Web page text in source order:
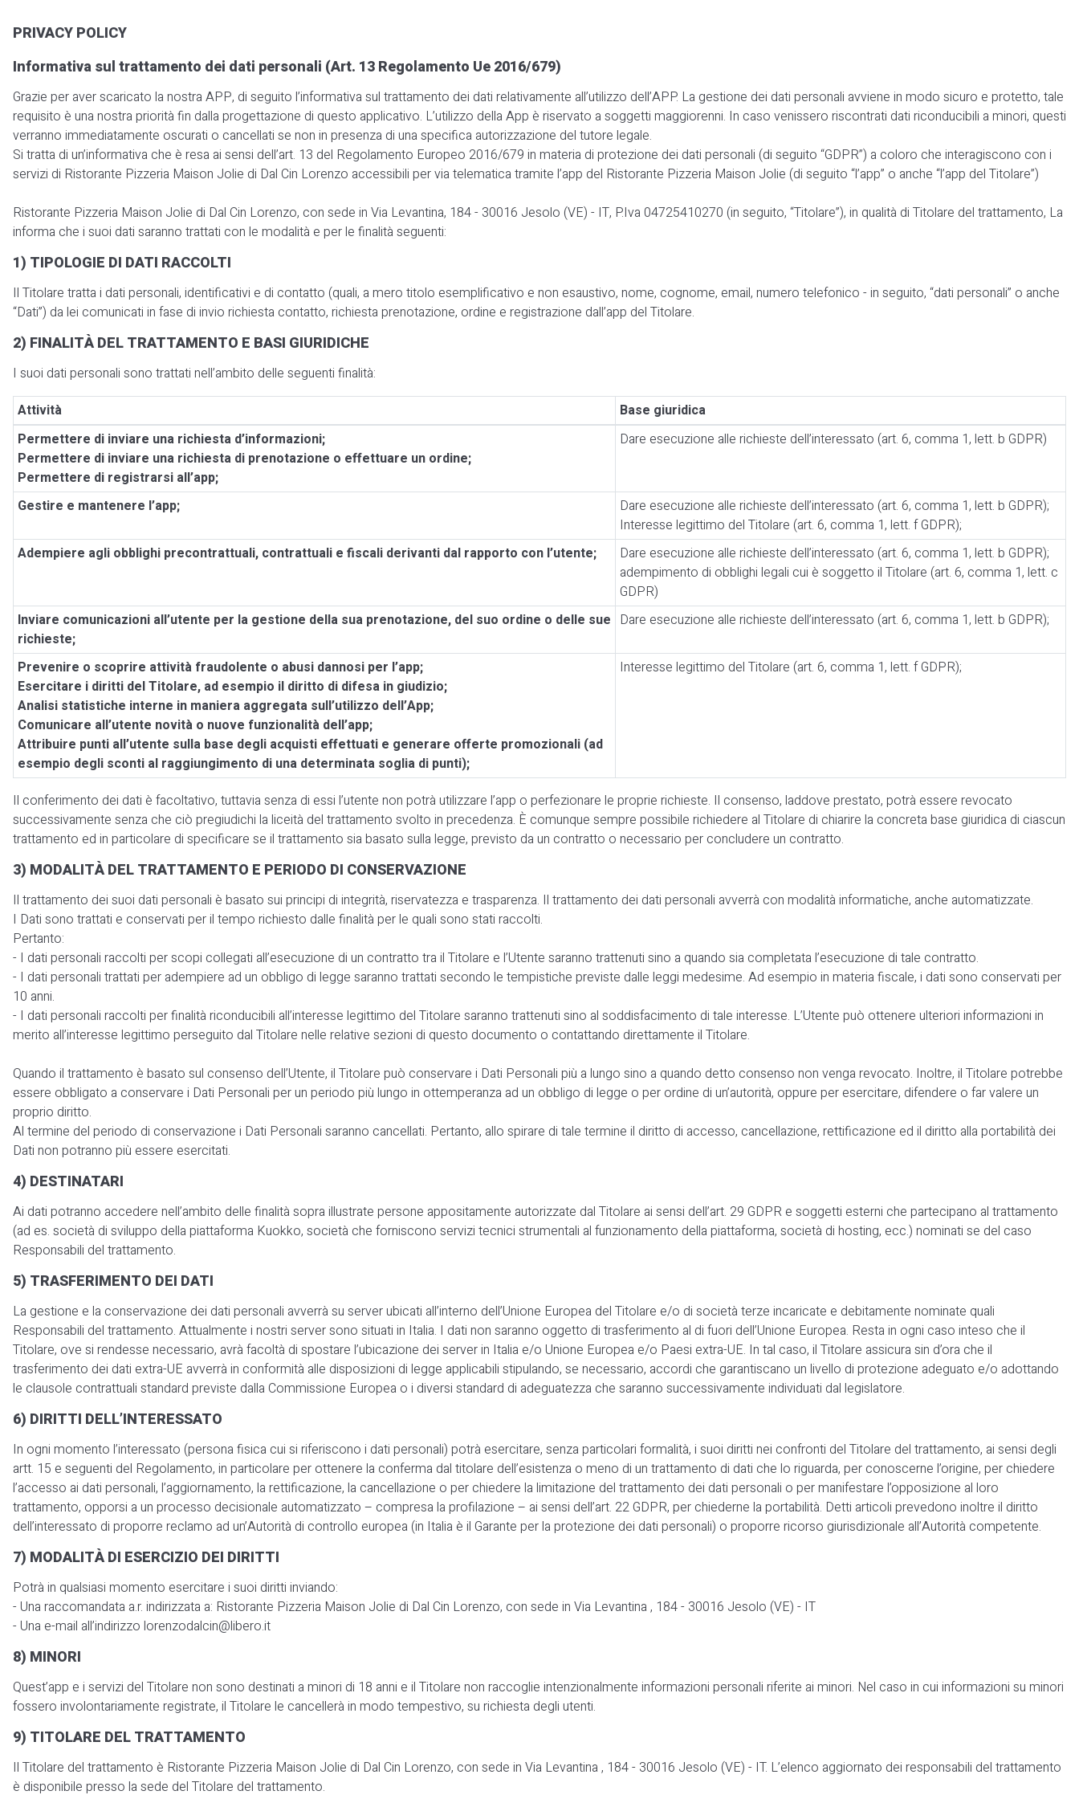
PRIVACY POLICY
Informativa sul trattamento dei dati personali (Art. 13 Regolamento Ue 2016/679)
Grazie per aver scaricato la nostra APP, di seguito l’informativa sul trattamento dei dati relativamente all’utilizzo dell’APP. La gestione dei dati personali avviene in modo sicuro e protetto, tale
requisito è una nostra priorità fin dalla progettazione di questo applicativo. L’utilizzo della App è riservato a soggetti maggiorenni. In caso venissero riscontrati dati riconducibili a minori, questi
verranno immediatamente oscurati o cancellati se non in presenza di una specifica autorizzazione del tutore legale.
Si tratta di un’informativa che è resa ai sensi dell’art. 13 del Regolamento Europeo 2016/679 in materia di protezione dei dati personali (di seguito “GDPR”) a coloro che interagiscono con i
servizi di Ristorante Pizzeria Maison Jolie di Dal Cin Lorenzo accessibili per via telematica tramite l’app del Ristorante Pizzeria Maison Jolie (di seguito “l’app” o anche “l’app del Titolare”)
Ristorante Pizzeria Maison Jolie di Dal Cin Lorenzo, con sede in Via Levantina, 184 - 30016 Jesolo (VE) - IT, P.Iva 04725410270 (in seguito, “Titolare”), in qualità di Titolare del trattamento, La
informa che i suoi dati saranno trattati con le modalità e per le finalità seguenti:
1) TIPOLOGIE DI DATI RACCOLTI
Il Titolare tratta i dati personali, identificativi e di contatto (quali, a mero titolo esemplificativo e non esaustivo, nome, cognome, email, numero telefonico - in seguito, “dati personali” o anche
“Dati”) da lei comunicati in fase di invio richiesta contatto, richiesta prenotazione, ordine e registrazione dall’app del Titolare.
2) FINALITÀ DEL TRATTAMENTO E BASI GIURIDICHE
I suoi dati personali sono trattati nell’ambito delle seguenti finalità:
Attività
Base giuridica
Permettere di inviare una richiesta d’informazioni;
Permettere di inviare una richiesta di prenotazione o effettuare un ordine;
Permettere di registrarsi all’app;
Dare esecuzione alle richieste dell’interessato (art. 6, comma 1, lett. b GDPR)
Gestire e mantenere l’app;
Dare esecuzione alle richieste dell’interessato (art. 6, comma 1, lett. b GDPR);
Interesse legittimo del Titolare (art. 6, comma 1, lett. f GDPR);
Adempiere agli obblighi precontrattuali, contrattuali e fiscali derivanti dal rapporto con l’utente;
Dare esecuzione alle richieste dell’interessato (art. 6, comma 1, lett. b GDPR);
adempimento di obblighi legali cui è soggetto il Titolare (art. 6, comma 1, lett. c
GDPR)
Inviare comunicazioni all’utente per la gestione della sua prenotazione, del suo ordine o delle sue
richieste;
Dare esecuzione alle richieste dell’interessato (art. 6, comma 1, lett. b GDPR);
Prevenire o scoprire attività fraudolente o abusi dannosi per l’app;
Esercitare i diritti del Titolare, ad esempio il diritto di difesa in giudizio;
Analisi statistiche interne in maniera aggregata sull’utilizzo dell’App;
Comunicare all’utente novità o nuove funzionalità dell’app;
Attribuire punti all’utente sulla base degli acquisti effettuati e generare offerte promozionali (ad
esempio degli sconti al raggiungimento di una determinata soglia di punti);
Interesse legittimo del Titolare (art. 6, comma 1, lett. f GDPR);
Il conferimento dei dati è facoltativo, tuttavia senza di essi l’utente non potrà utilizzare l’app o perfezionare le proprie richieste. Il consenso, laddove prestato, potrà essere revocato
successivamente senza che ciò pregiudichi la liceità del trattamento svolto in precedenza. È comunque sempre possibile richiedere al Titolare di chiarire la concreta base giuridica di ciascun
trattamento ed in particolare di specificare se il trattamento sia basato sulla legge, previsto da un contratto o necessario per concludere un contratto.
3) MODALITÀ DEL TRATTAMENTO E PERIODO DI CONSERVAZIONE
Il trattamento dei suoi dati personali è basato sui principi di integrità, riservatezza e trasparenza. Il trattamento dei dati personali avverrà con modalità informatiche, anche automatizzate.
I Dati sono trattati e conservati per il tempo richiesto dalle finalità per le quali sono stati raccolti.
Pertanto:
- I dati personali raccolti per scopi collegati all’esecuzione di un contratto tra il Titolare e l’Utente saranno trattenuti sino a quando sia completata l’esecuzione di tale contratto.
- I dati personali trattati per adempiere ad un obbligo di legge saranno trattati secondo le tempistiche previste dalle leggi medesime. Ad esempio in materia fiscale, i dati sono conservati per
10 anni.
- I dati personali raccolti per finalità riconducibili all’interesse legittimo del Titolare saranno trattenuti sino al soddisfacimento di tale interesse. L’Utente può ottenere ulteriori informazioni in
merito all’interesse legittimo perseguito dal Titolare nelle relative sezioni di questo documento o contattando direttamente il Titolare.
Quando il trattamento è basato sul consenso dell’Utente, il Titolare può conservare i Dati Personali più a lungo sino a quando detto consenso non venga revocato. Inoltre, il Titolare potrebbe
essere obbligato a conservare i Dati Personali per un periodo più lungo in ottemperanza ad un obbligo di legge o per ordine di un’autorità, oppure per esercitare, difendere o far valere un
proprio diritto.
Al termine del periodo di conservazione i Dati Personali saranno cancellati. Pertanto, allo spirare di tale termine il diritto di accesso, cancellazione, rettificazione ed il diritto alla portabilità dei
Dati non potranno più essere esercitati.
4) DESTINATARI
Ai dati potranno accedere nell’ambito delle finalità sopra illustrate persone appositamente autorizzate dal Titolare ai sensi dell’art. 29 GDPR e soggetti esterni che partecipano al trattamento
(ad es. società di sviluppo della piattaforma Kuokko, società che forniscono servizi tecnici strumentali al funzionamento della piattaforma, società di hosting, ecc.) nominati se del caso
Responsabili del trattamento.
5) TRASFERIMENTO DEI DATI
La gestione e la conservazione dei dati personali avverrà su server ubicati all’interno dell’Unione Europea del Titolare e/o di società terze incaricate e debitamente nominate quali
Responsabili del trattamento. Attualmente i nostri server sono situati in Italia. I dati non saranno oggetto di trasferimento al di fuori dell’Unione Europea. Resta in ogni caso inteso che il
Titolare, ove si rendesse necessario, avrà facoltà di spostare l’ubicazione dei server in Italia e/o Unione Europea e/o Paesi extra-UE. In tal caso, il Titolare assicura sin d’ora che il
trasferimento dei dati extra-UE avverrà in conformità alle disposizioni di legge applicabili stipulando, se necessario, accordi che garantiscano un livello di protezione adeguato e/o adottando
le clausole contrattuali standard previste dalla Commissione Europea o i diversi standard di adeguatezza che saranno successivamente individuati dal legislatore.
6) DIRITTI DELL’INTERESSATO
In ogni momento l’interessato (persona fisica cui si riferiscono i dati personali) potrà esercitare, senza particolari formalità, i suoi diritti nei confronti del Titolare del trattamento, ai sensi degli
artt. 15 e seguenti del Regolamento, in particolare per ottenere la conferma dal titolare dell’esistenza o meno di un trattamento di dati che lo riguarda, per conoscerne l’origine, per chiedere
l’accesso ai dati personali, l’aggiornamento, la rettificazione, la cancellazione o per chiedere la limitazione del trattamento dei dati personali o per manifestare l’opposizione al loro
trattamento, opporsi a un processo decisionale automatizzato – compresa la profilazione – ai sensi dell’art. 22 GDPR, per chiederne la portabilità. Detti articoli prevedono inoltre il diritto
dell’interessato di proporre reclamo ad un’Autorità di controllo europea (in Italia è il Garante per la protezione dei dati personali) o proporre ricorso giurisdizionale all’Autorità competente.
7) MODALITÀ DI ESERCIZIO DEI DIRITTI
Potrà in qualsiasi momento esercitare i suoi diritti inviando:
- Una raccomandata a.r. indirizzata a: Ristorante Pizzeria Maison Jolie di Dal Cin Lorenzo, con sede in Via Levantina , 184 - 30016 Jesolo (VE) - IT
- Una e-mail all’indirizzo lorenzodalcin@libero.it
8) MINORI
Quest’app e i servizi del Titolare non sono destinati a minori di 18 anni e il Titolare non raccoglie intenzionalmente informazioni personali riferite ai minori. Nel caso in cui informazioni su minori
fossero involontariamente registrate, il Titolare le cancellerà in modo tempestivo, su richiesta degli utenti.
9) TITOLARE DEL TRATTAMENTO
Il Titolare del trattamento è Ristorante Pizzeria Maison Jolie di Dal Cin Lorenzo, con sede in Via Levantina , 184 - 30016 Jesolo (VE) - IT. L’elenco aggiornato dei responsabili del trattamento
è disponibile presso la sede del Titolare del trattamento.